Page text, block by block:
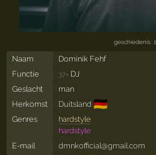
geschiedenis: 1
Naam
Dominik Fehf
Functie
37× DJ
Geslacht
man
Herkomst
Duitsland 🇩🇪
Genres
hardstyle
hardstyle
E-mail
dmnkofficial@gmail.com